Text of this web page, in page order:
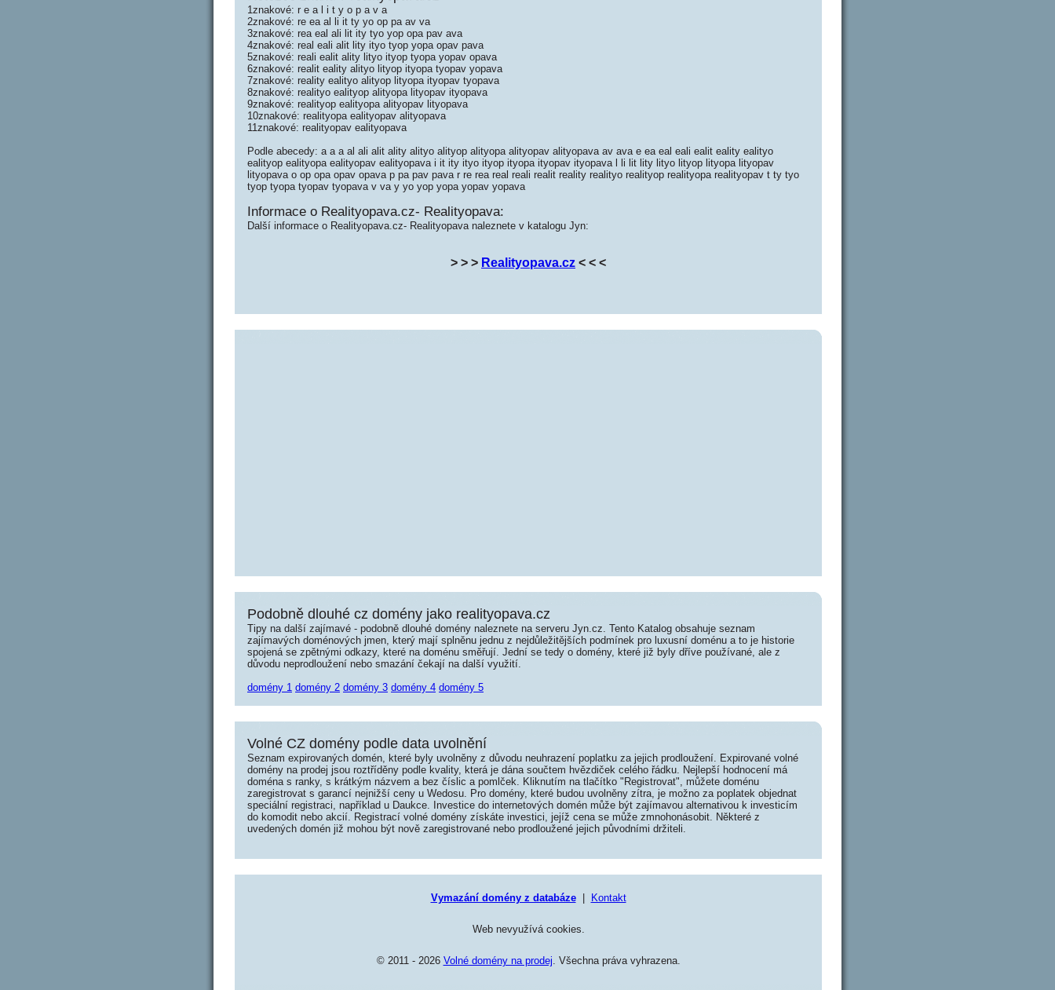
1znakové: r e a l i t y o p a v a
2znakové: re ea al li it ty yo op pa av va
3znakové: rea eal ali lit ity tyo yop opa pav ava
4znakové: real eali alit lity ityo tyop yopa opav pava
5znakové: reali ealit ality lityo ityop tyopa yopav opava
6znakové: realit eality alityo lityop ityopa tyopav yopava
7znakové: reality ealityo alityop lityopa ityopav tyopava
8znakové: realityo ealityop alityopa lityopav ityopava
9znakové: realityop ealityopa alityopav lityopava
10znakové: realityopa ealityopav alityopava
11znakové: realityopav ealityopava
Podle abecedy: a a a al ali alit ality alityo alityop alityopa alityopav alityopava av ava e ea eal eali ealit eality ealityo
ealityop ealityopa ealityopav ealityopava i it ity ityo ityop ityopa ityopav ityopava l li lit lity lityo lityop lityopa lityopav
lityopava o op opa opav opava p pa pav pava r re rea real reali realit reality realityo realityop realityopa realityopav t ty tyo
tyop tyopa tyopav tyopava v va y yo yop yopa yopav yopava
Informace o Realityopava.cz- Realityopava:
Další informace o Realityopava.cz- Realityopava naleznete v katalogu Jyn:
> > > Realityopava.cz < < <
Podobně dlouhé cz domény jako realityopava.cz
Tipy na další zajímavé - podobně dlouhé domény naleznete na serveru Jyn.cz. Tento Katalog obsahuje seznam
zajímavých doménových jmen, který mají splněnu jednu z nejdůležitějších podmínek pro luxusní doménu a to je historie
spojená se zpětnými odkazy, které na doménu směřují. Jední se tedy o domény, které již byly dříve používané, ale z
důvodu neprodloužení nebo smazání čekají na další využití.
domény 1 domény 2 domény 3 domény 4 domény 5
Volné CZ domény podle data uvolnění
Seznam expirovaných domén, které byly uvolněny z důvodu neuhrazení poplatku za jejich prodloužení. Expirované volné
domény na prodej jsou roztříděny podle kvality, která je dána součtem hvězdiček celého řádku. Nejlepší hodnocení má
doména s ranky, s krátkým názvem a bez číslic a pomlček. Kliknutím na tlačítko "Registrovat", můžete doménu
zaregistrovat s garancí nejnižší ceny u Wedosu. Pro domény, které budou uvolněny zítra, je možno za poplatek objednat
speciální registraci, například u Daukce. Investice do internetových domén může být zajímavou alternativou k investicím
do komodit nebo akcií. Registrací volné domény získáte investici, jejíž cena se může zmnohonásobit. Některé z
uvedených domén již mohou být nově zaregistrované nebo prodloužené jejich původními držiteli.
Vymazání domény z databáze| Kontakt
Web nevyužívá cookies.
© 2011 - 2026 Volné domény na prodej. Všechna práva vyhrazena.